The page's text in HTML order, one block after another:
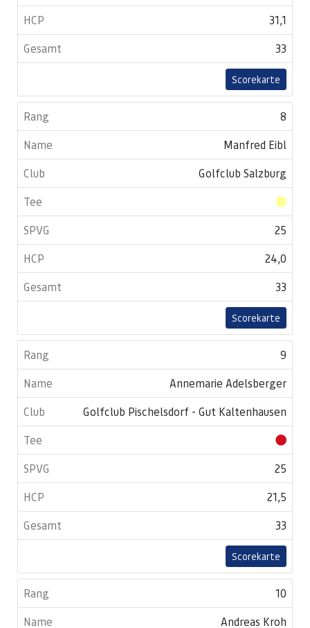
31,1
33
Scorekarte
8
Manfred Eibl
Golfclub Salzburg
25
24,0
33
Scorekarte
9
Annemarie Adelsberger
Golfclub Pischelsdorf - Gut Kaltenhausen
25
21,5
33
Scorekarte
10
Andreas Kroh